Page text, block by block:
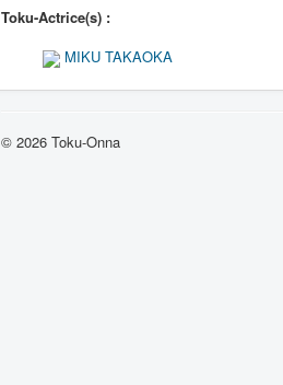
Toku-Actrice(s) :
MIKU TAKAOKA
© 2026 Toku-Onna